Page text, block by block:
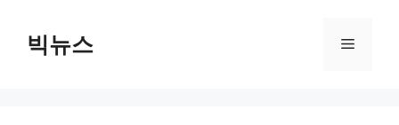
빅뉴스 메